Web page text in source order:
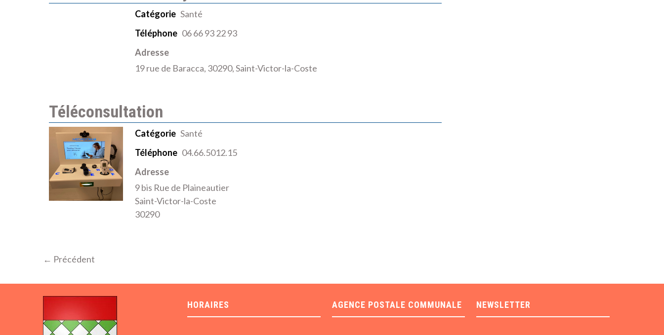
Catégorie Santé
Téléphone 06 66 93 22 93
Adresse
19 rue de Baracca, 30290, Saint-Victor-la-Coste
Téléconsultation
Catégorie Santé
Téléphone 04.66.5012.15
Adresse
9 bis Rue de Plaineautier
Saint-Victor-la-Coste
30290
← Précédent
HORAIRES AGENCE POSTALE COMMUNALE NEWSLETTER